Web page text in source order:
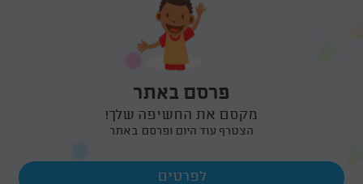
פרסם באתר
מקסם את החשיפה שלך!
הצטרף עוד היום ופרסם באתר
לפרטים